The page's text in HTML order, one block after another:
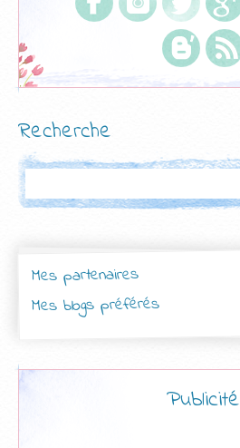
Recherche
Mes partenaires
Mes blogs préférés
Publicité